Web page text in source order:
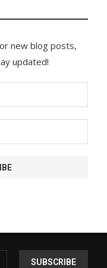
new blog posts,
updated!